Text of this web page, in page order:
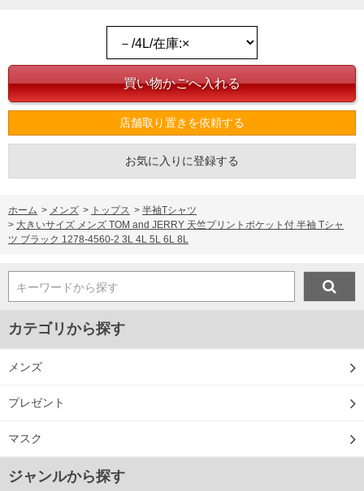
店舗取り置きを依頼する
お気に入りに登録する
ホーム > メンズ > トップス > 半袖Tシャツ
> 大きいサイズ メンズ TOM and JERRY 天竺プリントポケット付 半袖 Tシャ
ツ ブラック 1278-4560-2 3L 4L 5L 6L 8L
キーワードから探す
カテゴリから探す
メンズ
プレゼント
マスク
ジャンルから探す